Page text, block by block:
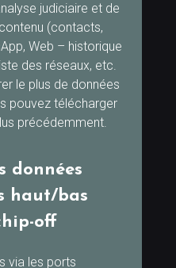
judiciaire et de
(contacts,
Web – historique
des réseaux, etc.
le plus de données
pouvez télécharger
précédemment.
données
haut/bas
off
via les ports